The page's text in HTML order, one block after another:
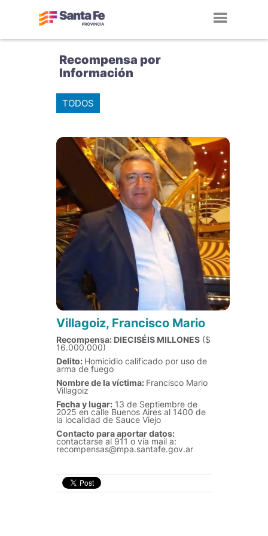
Recompensa por
Información
TODOS
Villagoiz, Francisco Mario
Recompensa: DIECISÉIS MILLONES ($
16.000.000)
Delito: Homicidio calificado por uso de
arma de fuego
Nombre de la víctima: Francisco Mario
Villagoiz
Fecha y lugar: 13 de Septiembre de
2025 en calle Buenos Aires al 1400 de
la localidad de Sauce Viejo
Contacto para aportar datos:
contactarse al 911 o vía mail a:
recompensas@mpa.santafe.gov.ar